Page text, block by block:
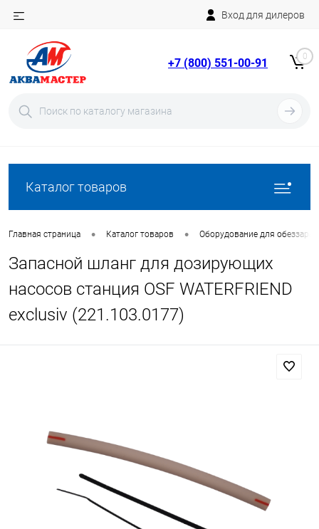
Вход для дилеров
+7 (800) 551-00-91 0
Каталог товаров
Главная страница • Каталог товаров • Оборудование для
Запасной шланг для дозирующих
насосов станция OSF WATERFRIEND
exclusiv (221.103.0177)